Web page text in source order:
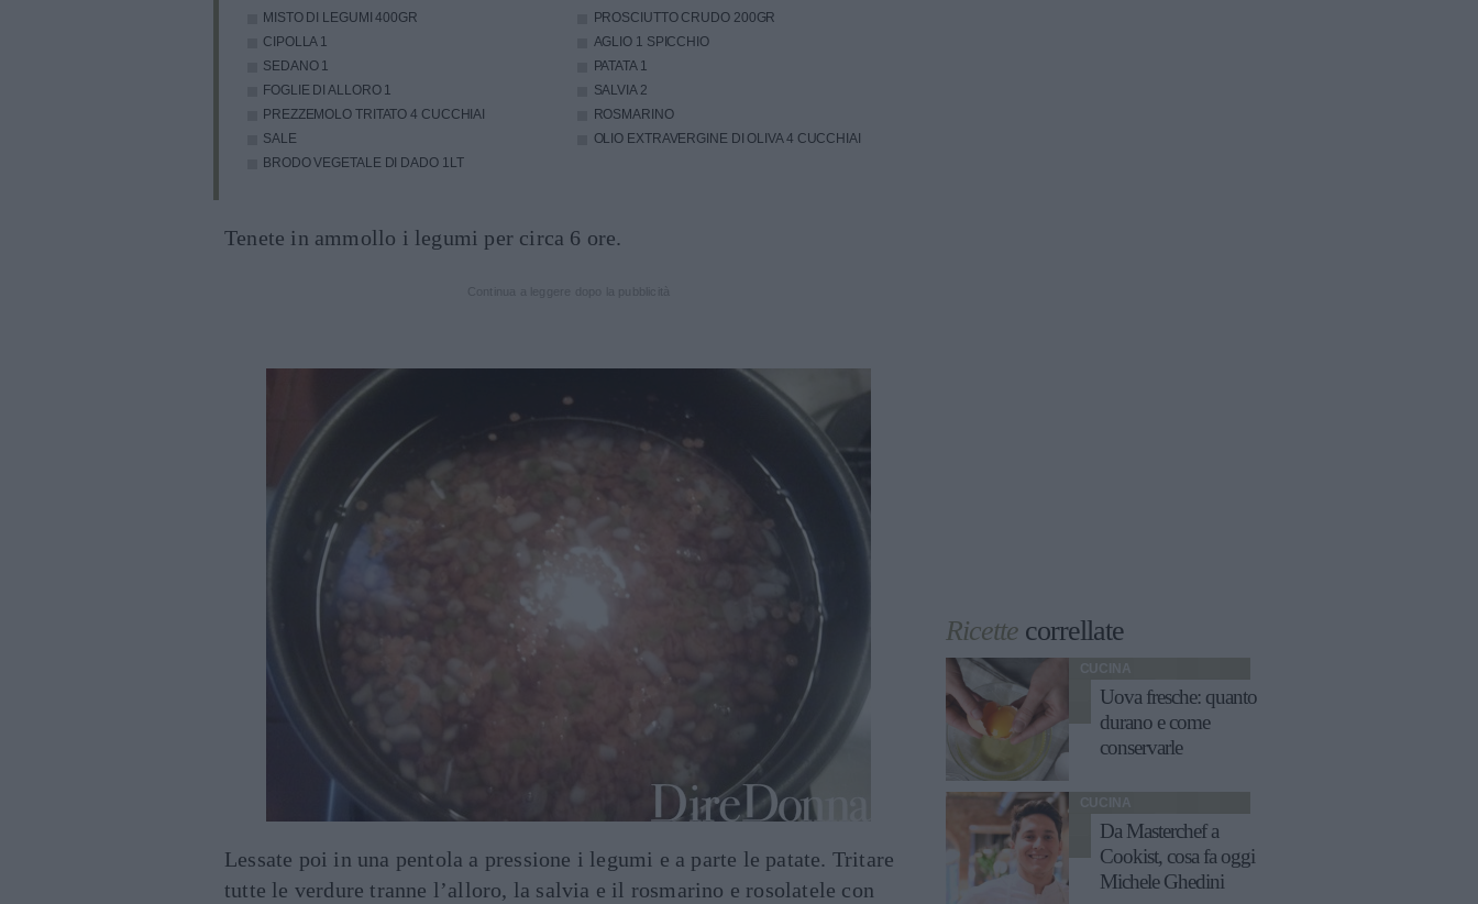
MISTO DI LEGUMI 400GR PROSCIUTTO CRUDO 200GR
CIPOLLA 1 AGLIO 1 SPICCHIO
SEDANO 1 PATATA 1
FOGLIE DI ALLORO 1 SALVIA 2
PREZZEMOLO TRITATO 4 CUCCHIAI
ROSMARINO
SALE
OLIO EXTRAVERGINE DI OLIVA 4 CUCCHIAI
BRODO VEGETALE DI DADO 1LT
Tenete in ammollo i legumi per circa 6 ore.
Lessate poi in una pentola a pressione i legumi e a parte le patate. Tritare
tutte le verdure tranne l’alloro, la salvia e il rosmarino e rosolatele con
Ricette correllate
CUCINA
Uova fresche: quanto
durano e come
conservarle
CUCINA
Da Masterchef a
Cookist, cosa fa oggi
Michele Ghedini